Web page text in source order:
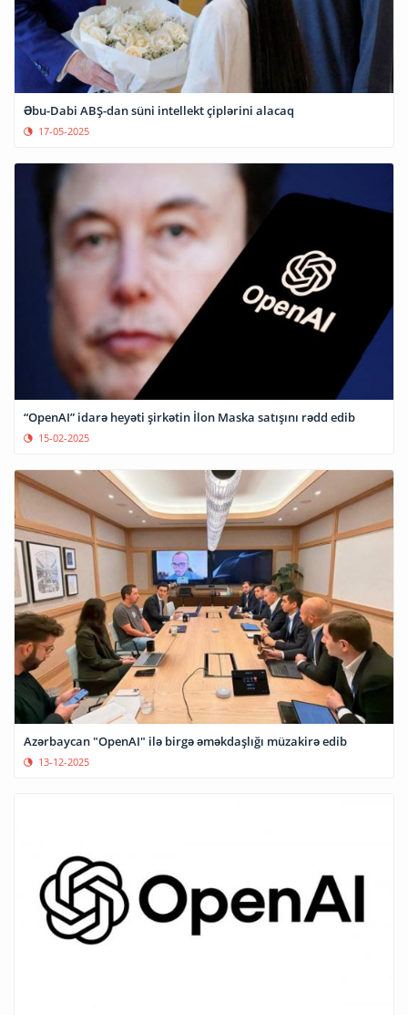
Əbu-Dabi ABŞ-dan süni intellekt çiplərini alacaq
17-05-2025
“OpenAI” idarə heyəti şirkətin İlon Maska satışını rədd edib
15-02-2025
Azərbaycan "OpenAI" ilə birgə əməkdaşlığı müzakirə edib
13-12-2025